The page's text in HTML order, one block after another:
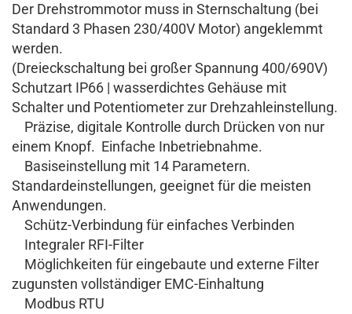
Der Drehstrommotor muss in Sternschaltung (bei
Standard 3 Phasen 230/400V Motor) angeklemmt
werden.
(Dreieckschaltung bei großer Spannung 400/690V)
Schutzart IP66 | wasserdichtes Gehäuse mit
Schalter und Potentiometer zur Drehzahleinstellung.
Präzise, digitale Kontrolle durch Drücken von nur
einem Knopf. Einfache Inbetriebnahme.
Basiseinstellung mit 14 Parametern.
Standardeinstellungen, geeignet für die meisten
Anwendungen.
Schütz-Verbindung für einfaches Verbinden
Integraler RFI-Filter
Möglichkeiten für eingebaute und externe Filter
zugunsten vollständiger EMC-Einhaltung
Modbus RTU